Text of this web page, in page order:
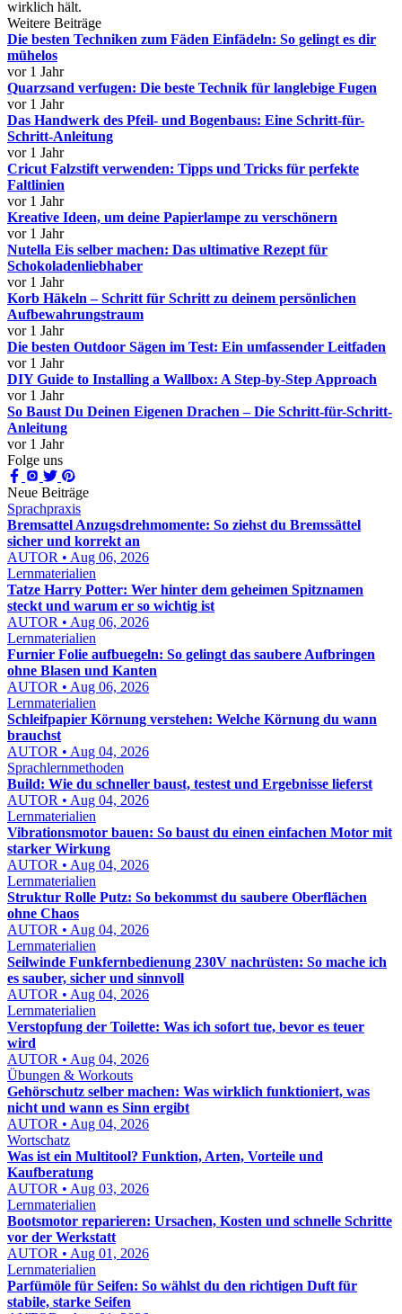
wirklich hält.
Weitere Beiträge
Die besten Techniken zum Fäden Einfädeln: So gelingt es dir
mühelos
vor 1 Jahr
Quarzsand verfugen: Die beste Technik für langlebige Fugen
vor 1 Jahr
Das Handwerk des Pfeil- und Bogenbaus: Eine Schritt-für-
Schritt-Anleitung
vor 1 Jahr
Cricut Falzstift verwenden: Tipps und Tricks für perfekte
Faltlinien
vor 1 Jahr
Kreative Ideen, um deine Papierlampe zu verschönern
vor 1 Jahr
Nutella Eis selber machen: Das ultimative Rezept für
Schokoladenliebhaber
vor 1 Jahr
Korb Häkeln – Schritt für Schritt zu deinem persönlichen
Aufbewahrungstraum
vor 1 Jahr
Die besten Outdoor Sägen im Test: Ein umfassender Leitfaden
vor 1 Jahr
DIY Guide to Installing a Wallbox: A Step-by-Step Approach
vor 1 Jahr
So Baust Du Deinen Eigenen Drachen – Die Schritt-für-Schritt-
Anleitung
vor 1 Jahr
Folge uns
Neue Beiträge
Sprachpraxis
Bremsattel Anzugsdrehmomente: So ziehst du Bremssättel
sicher und korrekt an
AUTOR • Aug 06, 2026
Lernmaterialien
Tatze Harry Potter: Wer hinter dem geheimen Spitznamen
steckt und warum er so wichtig ist
AUTOR • Aug 06, 2026
Lernmaterialien
Furnier Folie aufbuegeln: So gelingt das saubere Aufbringen
ohne Blasen und Kanten
AUTOR • Aug 06, 2026
Lernmaterialien
Schleifpapier Körnung verstehen: Welche Körnung du wann
brauchst
AUTOR • Aug 04, 2026
Sprachlernmethoden
Build: Wie du schneller baust, testest und Ergebnisse lieferst
AUTOR • Aug 04, 2026
Lernmaterialien
Vibrationsmotor bauen: So baust du einen einfachen Motor mit
starker Wirkung
AUTOR • Aug 04, 2026
Lernmaterialien
Struktur Rolle Putz: So bekommst du saubere Oberflächen
ohne Chaos
AUTOR • Aug 04, 2026
Lernmaterialien
Seilwinde Funkfernbedienung 230V nachrüsten: So mache ich
es sauber, sicher und sinnvoll
AUTOR • Aug 04, 2026
Lernmaterialien
Verstopfung der Toilette: Was ich sofort tue, bevor es teuer
wird
AUTOR • Aug 04, 2026
Übungen & Workouts
Gehörschutz selber machen: Was wirklich funktioniert, was
nicht und wann es Sinn ergibt
AUTOR • Aug 04, 2026
Wortschatz
Was ist ein Multitool? Funktion, Arten, Vorteile und
Kaufberatung
AUTOR • Aug 03, 2026
Lernmaterialien
Bootsmotor reparieren: Ursachen, Kosten und schnelle Schritte
vor der Werkstatt
AUTOR • Aug 01, 2026
Lernmaterialien
Parfümöle für Seifen: So wählst du den richtigen Duft für
stabile, starke Seifen